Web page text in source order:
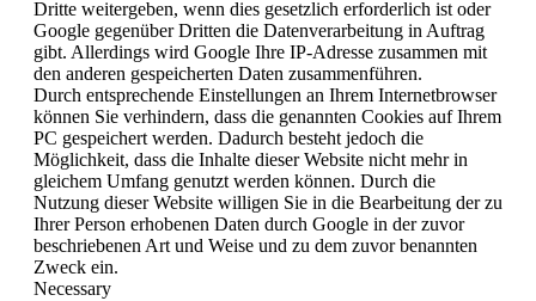
Dritte weitergeben, wenn dies gesetzlich erforderlich ist oder
Google gegenüber Dritten die Datenverarbeitung in Auftrag
gibt. Allerdings wird Google Ihre IP-Adresse zusammen mit
den anderen gespeicherten Daten zusammenführen.
Durch entsprechende Einstellungen an Ihrem Internetbrowser
können Sie verhindern, dass die genannten Cookies auf Ihrem
PC gespeichert werden. Dadurch besteht jedoch die
Möglichkeit, dass die Inhalte dieser Website nicht mehr in
gleichem Umfang genutzt werden können. Durch die
Nutzung dieser Website willigen Sie in die Bearbeitung der zu
Ihrer Person erhobenen Daten durch Google in der zuvor
beschriebenen Art und Weise und zu dem zuvor benannten
Zweck ein.
Necessary